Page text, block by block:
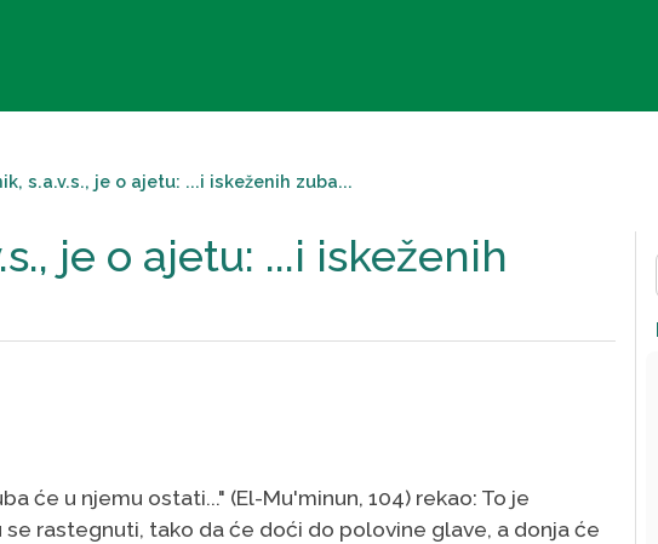
s.a.v.s., je o ajetu: ...i iskeženih zuba...
je o ajetu: ...i iskeženih
će u njemu ostati..." (El-Mu'minun, 104) rekao: To je
rastegnuti, tako da će doći do polovine glave, a donja će